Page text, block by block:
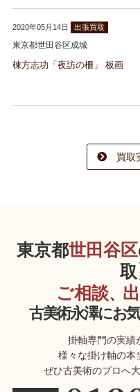
2020年05月14日 出張買取
東京都世田谷区成城
棟方志功「夜訪の柵」 板画
買取
東京都世田谷区
ご相談、
古美術永澤にお
掛軸専門の実績
様々な掛け軸の本
ぜひ古美術のプロへ